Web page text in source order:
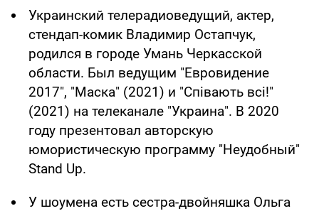
Украинский телерадиоведущий, актер,
стендап-комик Владимир Остапчук,
родился в городе Умань Черкасской
области. Был ведущим "Евровидение
2017", "Маска" (2021) и "Співають всі!"
(2021) на телеканале "Украина". В 2020
году презентовал авторскую
юмористическую программу "Неудобный"
Stand Up.
У шоумена есть сестра-двойняшка Ольга